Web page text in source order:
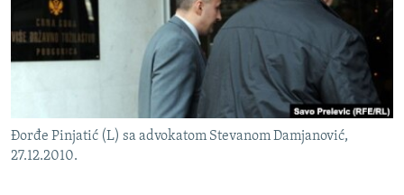
DNEVNO@RSE
SPECIJALI RSE
POPLAVE I KLIZIŠTA U BIH 2024.
Đorđe Pinjatić (L) sa advokatom Stevanom Damjanović,
27.12.2010.